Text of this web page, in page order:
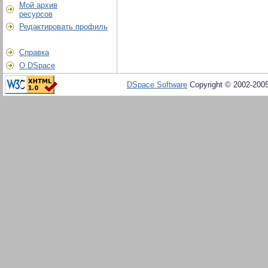
Мой архив
ресурсов
Редактировать профиль
Справка
О DSpace
DSpace Software Copyright © 2002-